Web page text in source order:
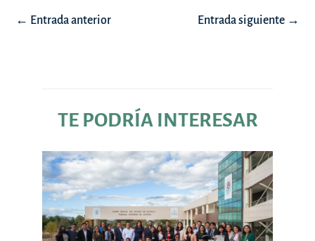
Navegación
← Entrada anterior Entrada siguiente →
TE PODRÍA INTERESAR